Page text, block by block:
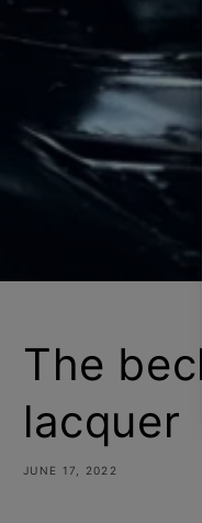
The
lacquer
JUNE 17, 2022